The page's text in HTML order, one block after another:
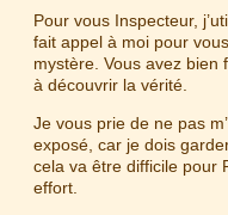
Pour vous Inspecteur,
fait appel à moi pour
mystère. Vous avez bien
à découvrir la vérité.
Je vous prie de ne pas
exposé, car je dois
cela va être difficile pour
effort.